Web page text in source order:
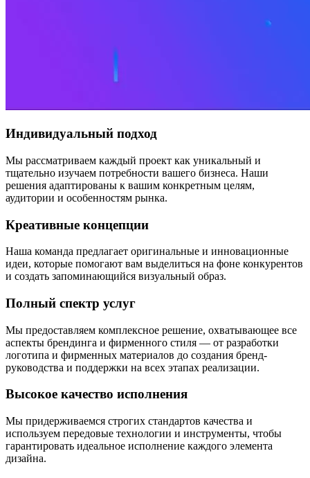
Индивидуальный подход
Мы рассматриваем каждый проект как уникальный и
тщательно изучаем потребности вашего бизнеса. Наши
решения адаптированы к вашим конкретным целям,
аудитории и особенностям рынка.
Креативные концепции
Наша команда предлагает оригинальные и инновационные
идеи, которые помогают вам выделиться на фоне конкурентов
и создать запоминающийся визуальный образ.
Полный спектр услуг
Мы предоставляем комплексное решение, охватывающее все
аспекты брендинга и фирменного стиля — от разработки
логотипа и фирменных материалов до создания бренд-
руководства и поддержки на всех этапах реализации.
Высокое качество исполнения
Мы придерживаемся строгих стандартов качества и
используем передовые технологии и инструменты, чтобы
гарантировать идеальное исполнение каждого элемента
дизайна.